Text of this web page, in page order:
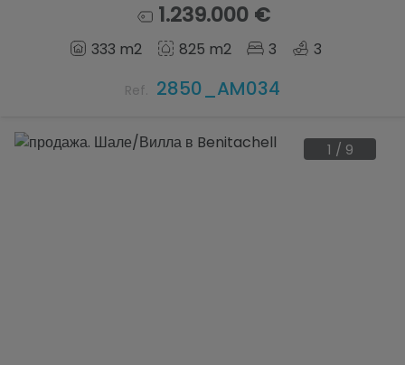
1.239.000 €
333 m2 825 m2 3 3
Ref. 2850_AM034
1 / 9